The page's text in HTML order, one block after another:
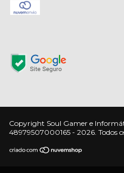
Copyright Soul Gamer e
48979507000165 - 2026. Todos